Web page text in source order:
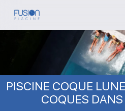
Skip
PISCINE COQUE
COQUES